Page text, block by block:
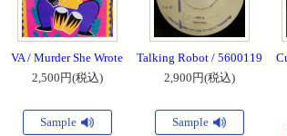
VA / Murder She Wrote
2,500円(税込)
Sample
Talking Robot / 5600119
2,900円(税込)
Sample